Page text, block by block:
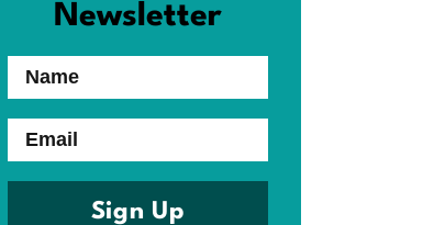
Newsletter
Name
Email
Sign Up